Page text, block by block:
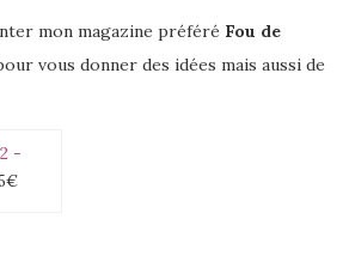
mon magazine préféré Fou de
vous donner des idées mais aussi de